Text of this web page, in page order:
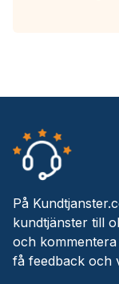
På
kundtjänster till
och
få feedback och